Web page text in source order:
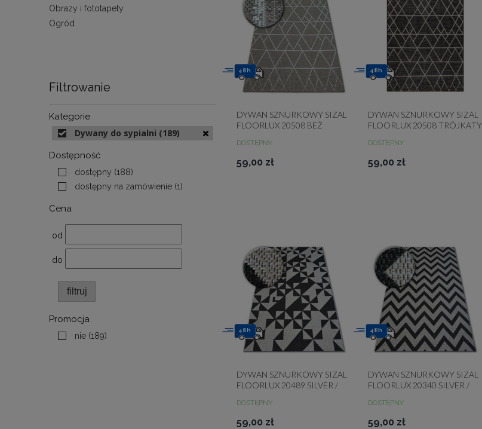
Obrazy i fototapety
Ogród
Filtrowanie
Kategorie
Dywany do sypialni (189)
Dostępność
dostępny (188)
dostępny na zamówienie (1)
Cena
od
do
filtruj
Promocja
nie (189)
DYWAN SZNURKOWY SIZAL
FLOORLUX 20508 BEŻ
DOSTĘPNY
59,00 zł
48h
DYWAN SZNURKOWY SIZAL
FLOORLUX 20508 TRÓJKĄTY
DOSTĘPNY
59,00 zł
48h
DYWAN SZNURKOWY SIZAL
FLOORLUX 20489 SILVER /
DOSTĘPNY
59,00 zł
48h
DYWAN SZNURKOWY SIZAL
FLOORLUX 20340 SILVER /
DOSTĘPNY
59,00 zł
48h